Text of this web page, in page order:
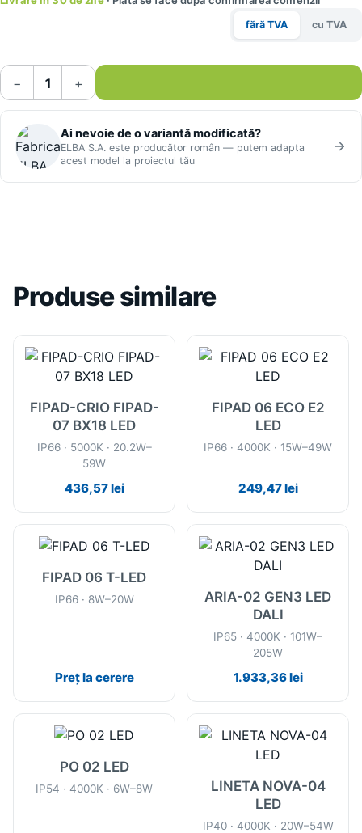
fără TVA cu TVA
− +
Ai nevoie de o variantă modificată?
ELBA S.A. este producător român — putem adapta
acest model la proiectul tău
Produse similare
FIPAD-CRIO FIPAD-
07 BX18 LED
IP66 · 5000K · 20.2W–
59W
436,57lei
FIPAD 06 ECO E2
LED
IP66 · 4000K · 15W–49W
249,47lei
FIPAD 06 T-LED
IP66 · 8W–20W
Preț la cerere
ARIA-02 GEN3 LED
DALI
IP65 · 4000K · 101W–
205W
1.933,36lei
PO 02 LED
IP54 · 4000K · 6W–8W
LINETA NOVA-04
LED
IP40 · 4000K · 20W–54W